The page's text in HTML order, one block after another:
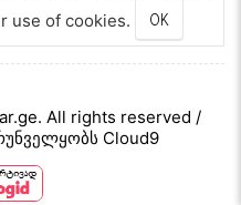
use of cookies.
OK
All rights reserved /
Cloud9